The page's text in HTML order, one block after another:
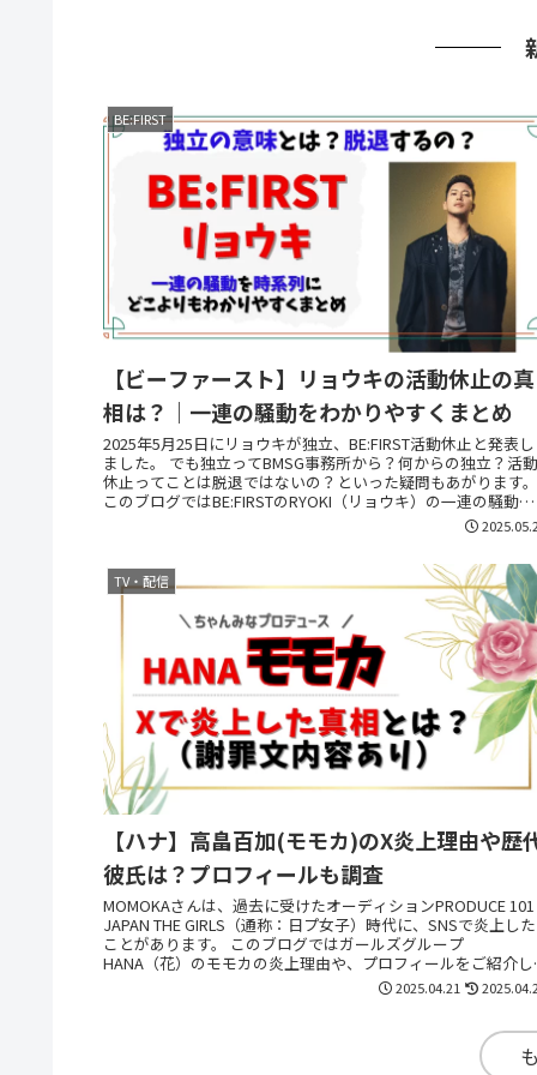
BE:FIRST
【ビーファースト】リョウキの活動休止の真
相は？｜一連の騒動をわかりやすくまとめ
2025年5月25日にリョウキが独立、BE:FIRST活動休止と発表し
ました。 でも独立ってBMSG事務所から？何からの独立？活動
休止ってことは脱退ではないの？といった疑問もあがります。
このブログではBE:FIRSTのRYOKI（リョウキ）の一連の騒動を
TV・配信
【ハナ】高畠百加(モモカ)のX炎上理由や歴
彼氏は？プロフィールも調査
MOMOKAさんは、過去に受けたオーディションPRODUCE 101
JAPAN THE GIRLS（通称：日プ女子）時代に、SNSで炎上した
ことがあります。 このブログではガールズグループ
HANA（花）のモモカの炎上理由や、プロフィールをご紹介し
2025.04.21